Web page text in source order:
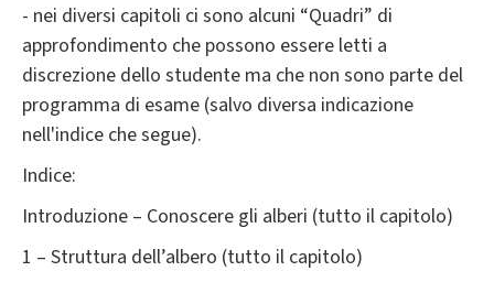
- nei diversi capitoli ci sono alcuni “Quadri” di
approfondimento che possono essere letti a
discrezione dello studente ma che non sono parte del
programma di esame (salvo diversa indicazione
nell'indice che segue).
Indice:
Introduzione – Conoscere gli alberi (tutto il capitolo)
1 – Struttura dell’albero (tutto il capitolo)